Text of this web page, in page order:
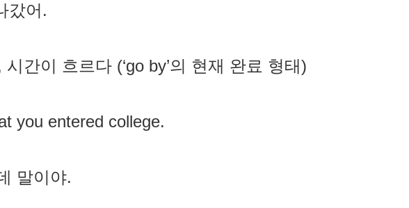
갔어.
간이 흐르다 (‘go by’의 현재 완료 형태)
you entered college.
말이야.